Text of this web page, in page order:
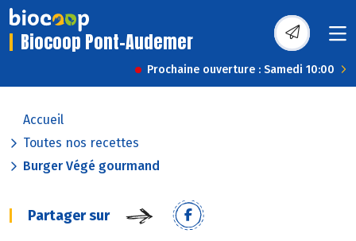
Biocoop Pont-Audemer
Prochaine ouverture : Samedi 10:00
Accueil
Toutes nos recettes
Burger Végé gourmand
Partager sur